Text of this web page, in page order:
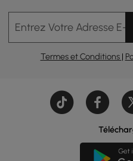
Entrez Votre Adresse E-
Termes et Conditions |